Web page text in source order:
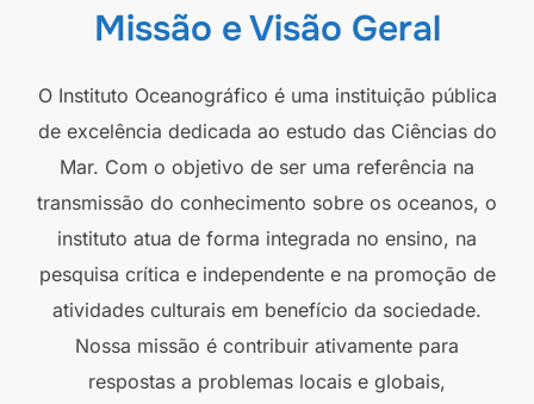
Missão e Visão Geral
O Instituto Oceanográfico é uma instituição pública
de excelência dedicada ao estudo das Ciências do
Mar. Com o objetivo de ser uma referência na
transmissão do conhecimento sobre os oceanos, o
instituto atua de forma integrada no ensino, na
pesquisa crítica e independente e na promoção de
atividades culturais em benefício da sociedade.
Nossa missão é contribuir ativamente para
respostas a problemas locais e globais,